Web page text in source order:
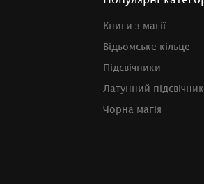
Книги з магії
Відьомське кільце
Підсвічники
Латунний підсвічник
Чорна магія